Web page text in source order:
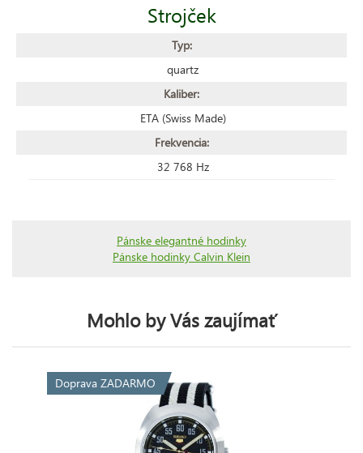
Strojček
Typ:
quartz
Kaliber:
ETA (Swiss Made)
Frekvencia:
32 768 Hz
Pánske elegantné hodinky
Pánske hodinky Calvin Klein
Mohlo by Vás zaujímať
Doprava ZADARMO